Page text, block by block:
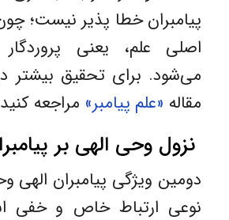
پیامبران خطا پذیر نیست؛
اصلی علم، یعنی
می‌شود. برای تحقیق بیشتر
مقاله «علم پیامبر» مراجعه کنید
نزول وحی الهی بر
دومین ویژگی پیامبران
نوعی ارتباط خاص و خفی